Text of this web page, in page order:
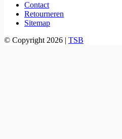
Contact
Retourneren
Sitemap
© Copyright 2026 | TSB